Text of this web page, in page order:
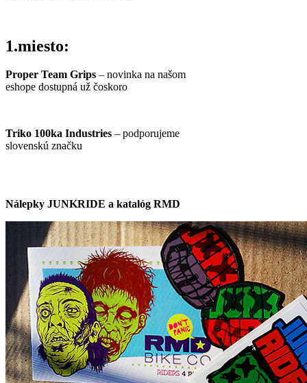
1.miesto:
Proper Team Grips – novinka na našom
eshope dostupná už čoskoro
Triko 100ka Industries – podporujeme
slovenskú značku
Nálepky JUNKRIDE a katalóg RMD